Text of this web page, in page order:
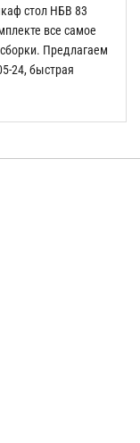
стол НБВ 83
все самое
Предлагаем
24, быстрая